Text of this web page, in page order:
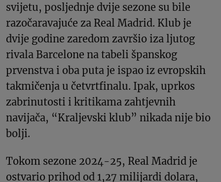
svijetu, posljednje dvije sezone su bile
razočaravajuće za Real Madrid. Klub je
dvije godine zaredom završio iza ljutog
rivala Barcelone na tabeli španskog
prvenstva i oba puta je ispao iz evropskih
takmičenja u četvrtfinalu. Ipak, uprkos
zabrinutosti i kritikama zahtjevnih
navijača, “Kraljevski klub” nikada nije bio
bolji.
Tokom sezone 2024-25, Real Madrid je
ostvario prihod od 1,27 milijardi dolara,